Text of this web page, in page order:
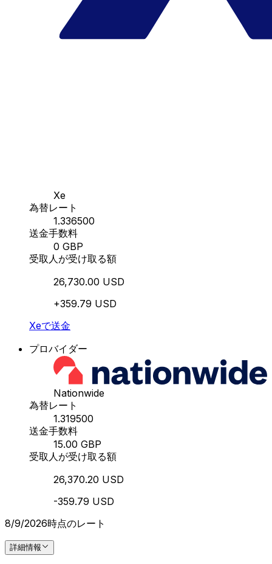
Xe
為替レート
1.336500
送金手数料
0 GBP
受取人が受け取る額
26,730.00 USD
+359.79 USD
Xeで送金
プロバイダー
Nationwide
為替レート
1.319500
送金手数料
15.00 GBP
受取人が受け取る額
26,370.20 USD
-359.79 USD
8/9/2026時点のレート
詳細情報